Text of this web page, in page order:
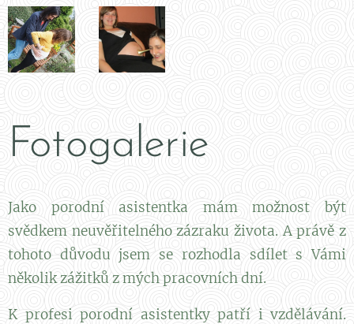
Fotogalerie
Jako porodní asistentka mám možnost být
svědkem neuvěřitelného zázraku života. A právě z
tohoto důvodu jsem se rozhodla sdílet s Vámi
několik zážitků z mých pracovních dní.
K profesi porodní asistentky patří i vzdělávání.